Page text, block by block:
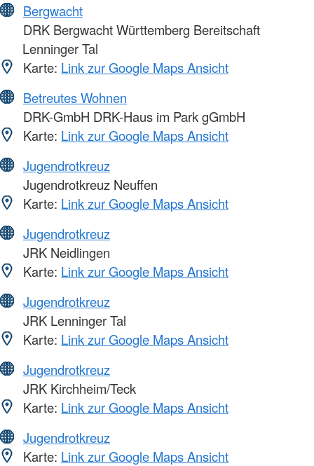
Bergwacht
DRK Bergwacht Württemberg Bereitschaft
Lenninger Tal
Karte: Link zur Google Maps Ansicht
Betreutes Wohnen
DRK-GmbH DRK-Haus im Park gGmbH
Karte: Link zur Google Maps Ansicht
Jugendrotkreuz
Jugendrotkreuz Neuffen
Karte: Link zur Google Maps Ansicht
Jugendrotkreuz
JRK Neidlingen
Karte: Link zur Google Maps Ansicht
Jugendrotkreuz
JRK Lenninger Tal
Karte: Link zur Google Maps Ansicht
Jugendrotkreuz
JRK Kirchheim/Teck
Karte: Link zur Google Maps Ansicht
Jugendrotkreuz
Karte: Link zur Google Maps Ansicht